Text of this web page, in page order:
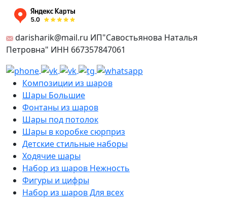
darisharik@mail.ru ИП"Савостьянова Наталья
Петровна" ИНН 667357847061
Композиции из шаров
Шары Большие
Фонтаны из шаров
Шары под потолок
Шары в коробке сюрприз
Детские стильные наборы
Ходячие шары
Набор из шаров Нежность
Фигуры и цифры
Набор из шаров Для всех